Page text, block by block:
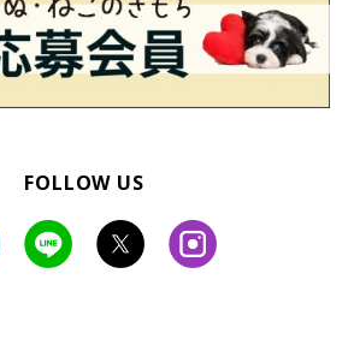
FOLLOW US